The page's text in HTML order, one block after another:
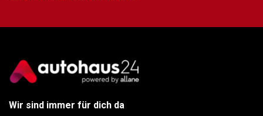
Wir sind immer für dich da